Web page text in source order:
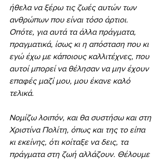
ήθελα να ξέρω τις ζωές αυτών των
ανθρώπων που είναι τόσο άρτιοι.
Οπότε, για αυτά τα άλλα πράγματα,
πραγματικά, ίσως κι η απόσταση που κι
εγώ έχω με κάποιους καλλιτέχνες, που
αυτοί μπορεί να θέλησαν να μην έχουν
επαφές μαζί μου, μου έκανε καλό
τελικά.
Νομίζω λοιπόν, και θα συστήσω και στη
Χριστίνα Πολίτη, όπως και της το είπα
κι εκείνης, ότι κοίταξε να δεις, τα
πράγματα στη ζωή αλλάζουν. Θέλουμε